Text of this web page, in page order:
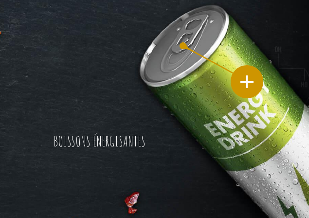
BOISSONS ÉNERGISANTES